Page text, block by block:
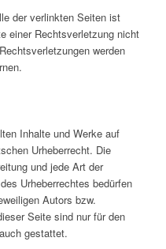
der verlinkten Seiten ist
einer Rechtsverletzung nicht
werden
Inhalte und Werke auf
Urheberrecht. Die
und jede Art der
Urheberrechtes bedürfen
Autors bzw.
Seite sind nur für den
gestattet.